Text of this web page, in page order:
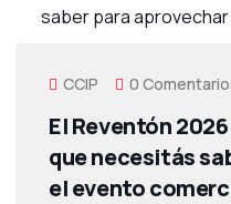
CCIP 0
El Reventón
que necesitás
el evento